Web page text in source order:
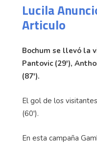
Lucila
Articulo
Bochum se llevó la
Pantovic (29'),
(87').
El gol de los
(60').
En esta campaña